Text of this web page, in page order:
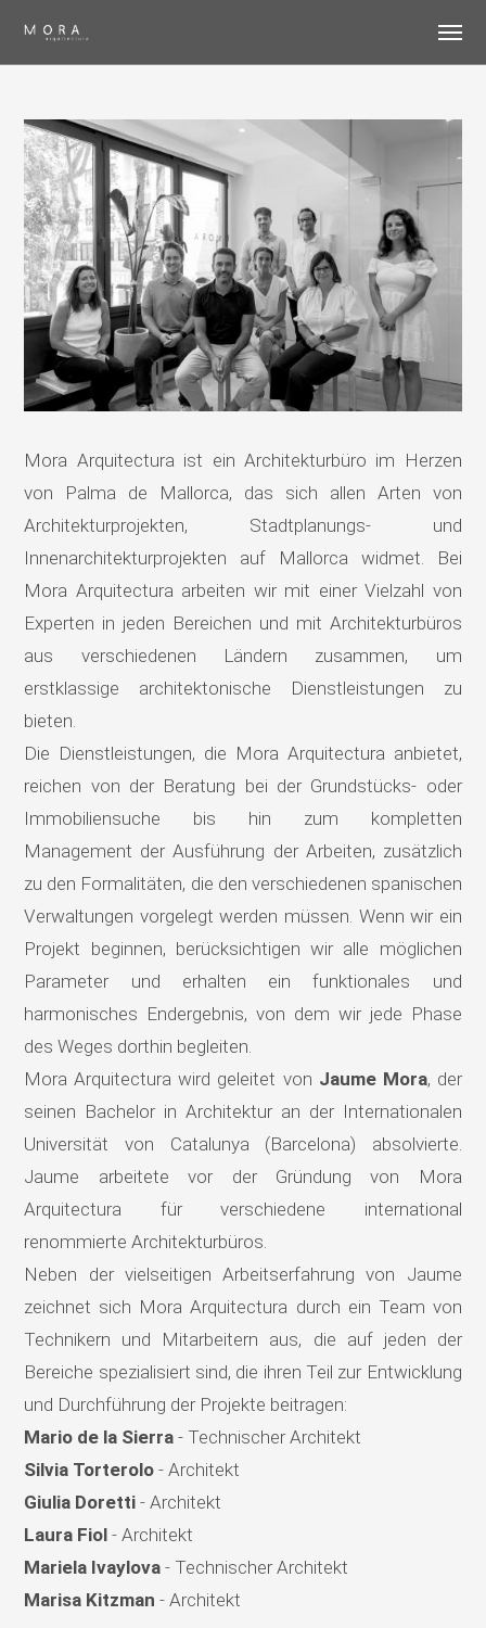
Mora Arquitectura ist ein Architekturbüro im Herzen
von Palma de Mallorca, das sich allen Arten von
Architekturprojekten, Stadtplanungs- und
Innenarchitekturprojekten auf Mallorca widmet. Bei
Mora Arquitectura arbeiten wir mit einer Vielzahl von
Experten in jeden Bereichen und mit Architekturbüros
aus verschiedenen Ländern zusammen, um
erstklassige architektonische Dienstleistungen zu
bieten.
Die Dienstleistungen, die Mora Arquitectura anbietet,
reichen von der Beratung bei der Grundstücks- oder
Immobiliensuche bis hin zum kompletten
Management der Ausführung der Arbeiten, zusätzlich
zu den Formalitäten, die den verschiedenen spanischen
Verwaltungen vorgelegt werden müssen. Wenn wir ein
Projekt beginnen, berücksichtigen wir alle möglichen
Parameter und erhalten ein funktionales und
harmonisches Endergebnis, von dem wir jede Phase
des Weges dorthin begleiten.
Mora Arquitectura wird geleitet von Jaume Mora, der
seinen Bachelor in Architektur an der Internationalen
Universität von Catalunya (Barcelona) absolvierte.
Jaume arbeitete vor der Gründung von Mora
Arquitectura für verschiedene international
renommierte Architekturbüros.
Neben der vielseitigen Arbeitserfahrung von Jaume
zeichnet sich Mora Arquitectura durch ein Team von
Technikern und Mitarbeitern aus, die auf jeden der
Bereiche spezialisiert sind, die ihren Teil zur Entwicklung
und Durchführung der Projekte beitragen:
Mario de la Sierra - Technischer Architekt
Silvia Torterolo - Architekt
Giulia Doretti - Architekt
Laura Fiol - Architekt
Mariela Ivaylova - Technischer Architekt
Marisa Kitzman - Architekt